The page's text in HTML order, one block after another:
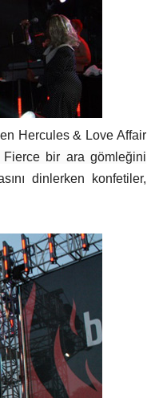
Hercules & Love Affair
Fierce bir ara gömleğini
dinlerken konfetiler,